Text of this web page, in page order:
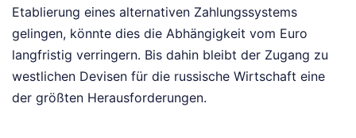
Etablierung eines alternativen Zahlungssystems
gelingen, könnte dies die Abhängigkeit vom Euro
langfristig verringern. Bis dahin bleibt der Zugang zu
westlichen Devisen für die russische Wirtschaft eine
der größten Herausforderungen.